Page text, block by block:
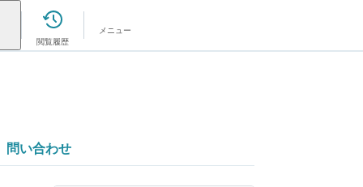
閲覧履歴
メニュー
問い合わせ